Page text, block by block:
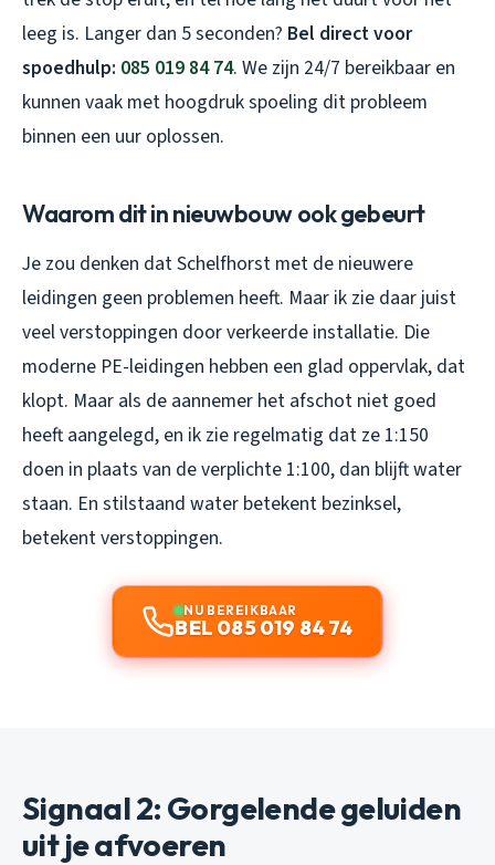
leeg is. Langer dan 5 seconden? Bel direct voor
spoedhulp: 085 019 84 74. We zijn 24/7 bereikbaar en
kunnen vaak met hoogdruk spoeling dit probleem
binnen een uur oplossen.
Waarom dit in nieuwbouw ook gebeurt
Je zou denken dat Schelfhorst met de nieuwere
leidingen geen problemen heeft. Maar ik zie daar juist
veel verstoppingen door verkeerde installatie. Die
moderne PE-leidingen hebben een glad oppervlak, dat
klopt. Maar als de aannemer het afschot niet goed
heeft aangelegd, en ik zie regelmatig dat ze 1:150
doen in plaats van de verplichte 1:100, dan blijft water
staan. En stilstaand water betekent bezinksel,
betekent verstoppingen.
NU BEREIKBAAR
BEL 085 019 84 74
Signaal 2: Gorgelende geluiden
uit je afvoeren